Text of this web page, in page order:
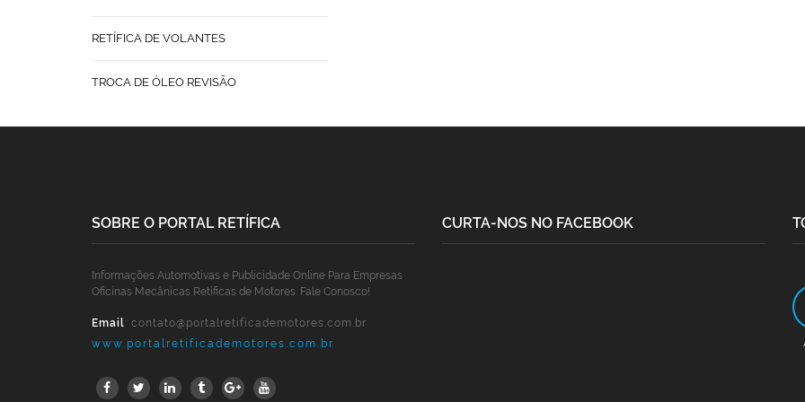
RETÍFICA DE VOLANTES
TROCA DE ÓLEO REVISÃO
SOBRE O PORTAL RETÍFICA
Informações Automotivas e Publicidade Online Para Empresas
Oficinas Mecânicas Retíficas de Motores. Fale Conosco!
Email: contato@portalretificademotores.com.br
www.portalretificademotores.com.br
CURTA-NOS NO FACEBOOK